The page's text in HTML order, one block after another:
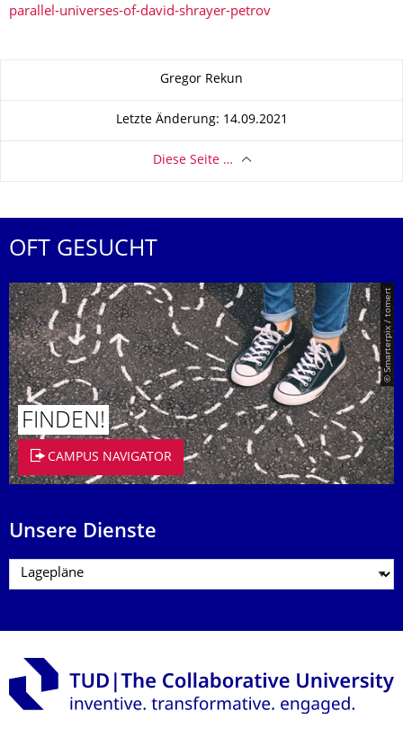
parallel-universes-of-david-shrayer-petrov
Gregor Rekun
Letzte Änderung: 14.09.2021
Diese Seite …
OFT GESUCHT
© Smarterpix / tomert
FINDEN!
CAMPUS NAVIGATOR
Unsere Dienste